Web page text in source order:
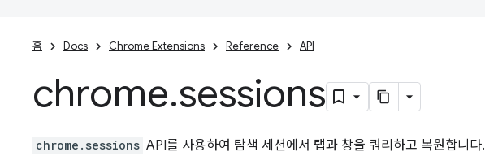
홈 Docs Chrome Extensions Reference API
chrome.sessions
chrome.sessions API를 사용하여 탐색 세션에서 탭과 창을 쿼리하고 복원합니다.